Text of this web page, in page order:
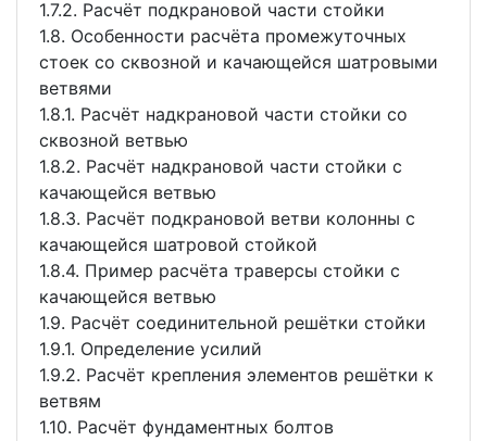
1.7.2. Расчёт подкрановой части стойки
1.8. Особенности расчёта промежуточных
стоек со сквозной и качающейся шатровыми
ветвями
1.8.1. Расчёт надкрановой части стойки со
сквозной ветвью
1.8.2. Расчёт надкрановой части стойки с
качающейся ветвью
1.8.3. Расчёт подкрановой ветви колонны с
качающейся шатровой стойкой
1.8.4. Пример расчёта траверсы стойки с
качающейся ветвью
1.9. Расчёт соединительной решётки стойки
1.9.1. Определение усилий
1.9.2. Расчёт крепления элементов решётки к
ветвям
1.10. Расчёт фундаментных болтов